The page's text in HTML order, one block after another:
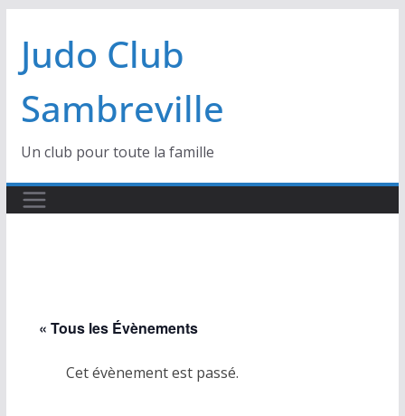
contenu
Judo Club
Sambreville
Un club pour toute la famille
« Tous les Évènements
Cet évènement est passé.